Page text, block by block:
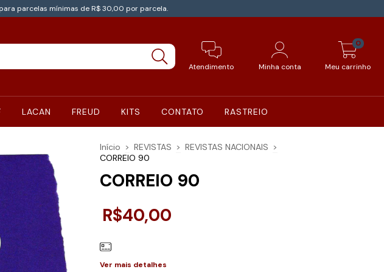
parcelas mínimas de R$ 30,00 por parcela.
Atendimento Minha conta Meu carrinho
0
LACAN FREUD KITS CONTATO RASTREIO
Início > REVISTAS > REVISTAS NACIONAIS >
CORREIO 90
CORREIO 90
R$40,00
Ver mais detalhes